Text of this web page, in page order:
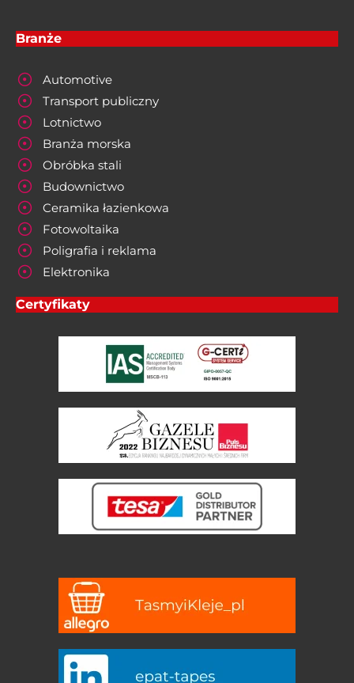
Branże
Automotive
Transport publiczny
Lotnictwo
Branża morska
Obróbka stali
Budownictwo
Ceramika łazienkowa
Fotowoltaika
Poligrafia i reklama
Elektronika
Certyfikaty